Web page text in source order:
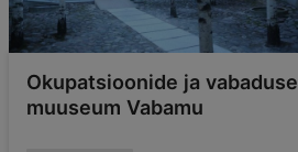
Okupatsioonide ja vabaduse
muuseum Vabamu